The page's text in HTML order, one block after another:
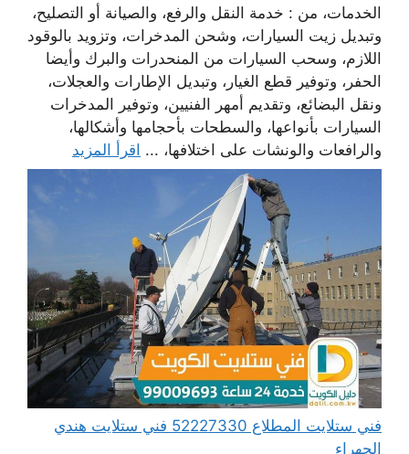
الخدمات، من : خدمة النقل والرفع، والصيانة أو التصليح،
وتبديل زيت السيارات، وشحن المدخرات، وتزويد بالوقود
اللازم، وسحب السيارات من المنحدرات والبرك وأيضا
الحفر، وتوفير قطع الغيار، وتبديل الإطارات والعجلات،
ونقل البضائع، وتقديم أمهر الفنيين، وتوفير المدخرات
السيارات بأنواعها، والسطحات بأحجامها وأشكالها،
والرافعات والونشات على اختلافها، ... اقرأ المزيد
فني ستلايت المطلاع 52227330 فني ستلايت هندي
الجهراء